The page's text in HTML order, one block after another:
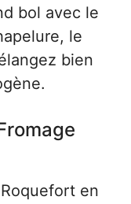
bol avec le
le
bien
en